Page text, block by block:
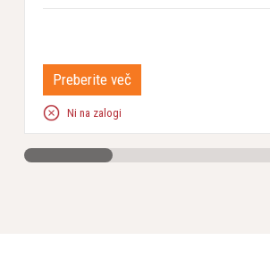
Preberite več
Ni na zalogi